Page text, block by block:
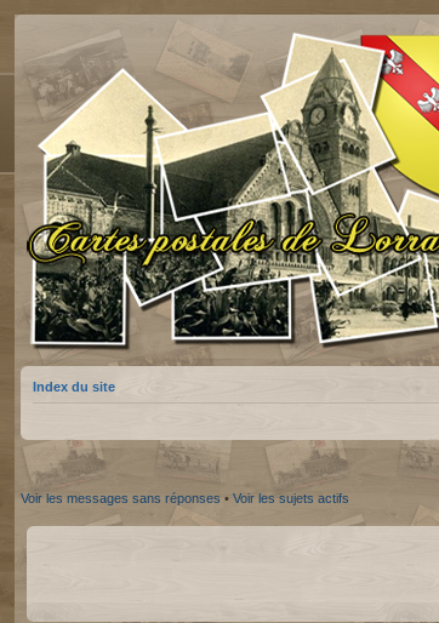
Index du site
Voir les messages sans réponses • Voir les sujets actifs